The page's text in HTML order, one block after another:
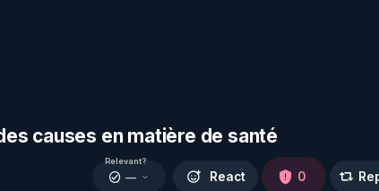
causes en matière de santé
Relevant?
— React 0